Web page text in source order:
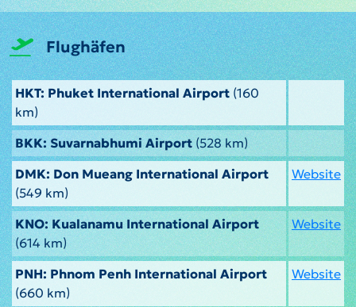
Flughäfen
HKT: Phuket International Airport (160
km)
BKK: Suvarnabhumi Airport(528 km)
DMK: Don Mueang International Airport
(549 km)
Website
KNO: Kualanamu International Airport
(614 km)
Website
PNH: Phnom Penh International Airport
(660 km)
Website